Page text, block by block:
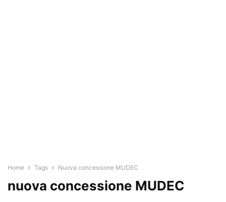
Home Tags Nuova concessione MUDEC
nuova concessione MUDEC